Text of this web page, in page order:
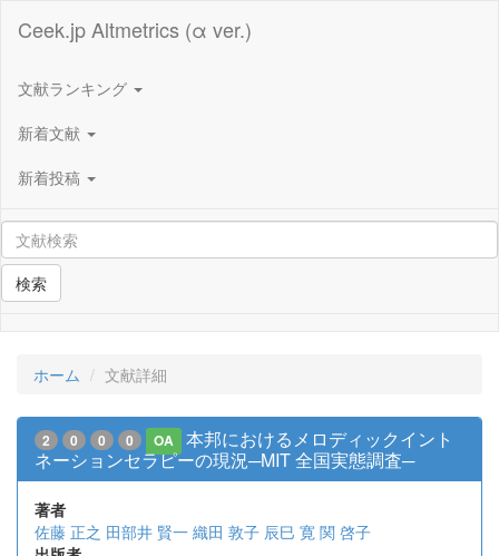
Ceek.jp Altmetrics (α ver.)
文献ランキング
新着文献
新着投稿
検索
ホーム 文献詳細
2 0 0 0 OA
本邦におけるメロディックイント
ネーションセラピーの現況─MIT 全国実態調査─
著者
佐藤 正之 田部井 賢一 織田 敦子 辰巳 寛 関 啓子